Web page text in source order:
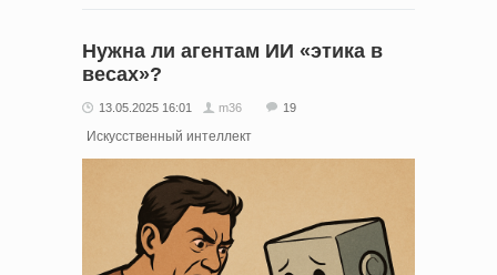
Нужна ли агентам ИИ «этика в
весах»?
13.05.2025 16:01 m36 19
Искусственный интеллект